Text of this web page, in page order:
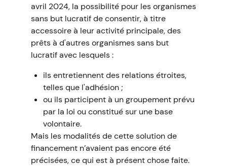
avril 2024, la possibilité pour les organismes
sans but lucratif de consentir, à titre
accessoire à leur activité principale, des
prêts à d'autres organismes sans but
lucratif avec lesquels :
ils entretiennent des relations étroites,
telles que l'adhésion ;
ou ils participent à un groupement prévu
par la loi ou constitué sur une base
volontaire.
Mais les modalités de cette solution de
financement n’avaient pas encore été
précisées, ce qui est à présent chose faite.